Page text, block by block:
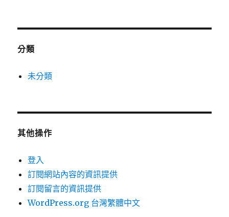
分類
未分類
其他操作
登入
訂閱網站內容的資訊提供
訂閱留言的資訊提供
WordPress.org 台灣繁體中文